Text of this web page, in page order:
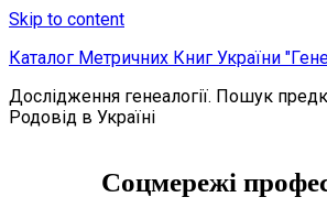
Skip to content
Каталог Метричних Книг України
Дослідження генеалогії. Пошук
Родовід в Україні
Соцмережі